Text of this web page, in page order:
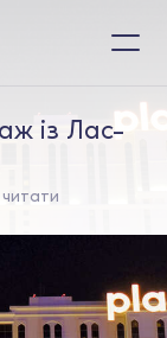
із Лас-